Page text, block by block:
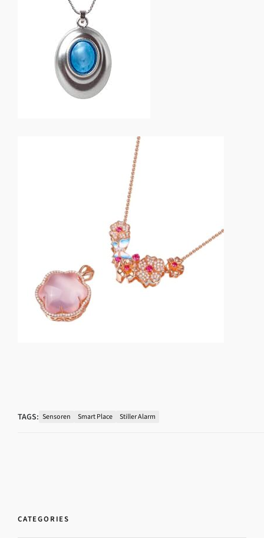
TAGS: Sensoren Smart Place Stiller Alarm
CATEGORIES